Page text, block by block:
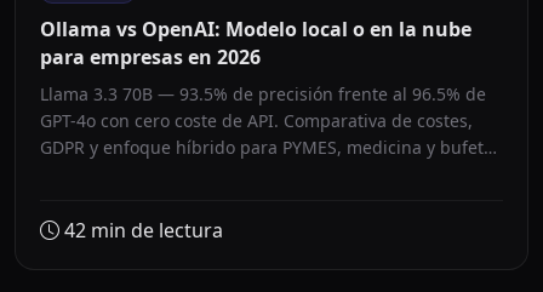
Ollama vs OpenAI: Modelo local o en la nube
para empresas en 2026
Llama 3.3 70B — 93.5% de precisión frente al 96.5% de
GPT-4o con cero coste de API. Comparativa de costes,
GDPR y enfoque híbrido para PYMES, medicina y bufetes
42 min de lectura